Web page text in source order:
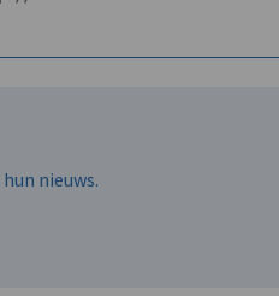
nieuws.